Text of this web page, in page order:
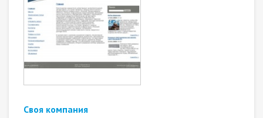
Своя компания